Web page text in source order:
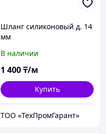
Шланг силиконовый д. 14
мм
В наличии
1 400₸/м
Купить
ТОО «ТехПромГарант»